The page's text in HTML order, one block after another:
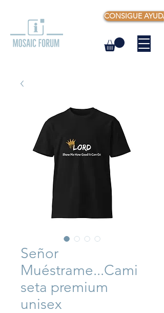
CONSIGUE AYUDA
Señor
Muéstrame...Cami
seta premium
unisex